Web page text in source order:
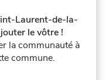
Laurent-de-la-
le vôtre !
la communauté à
commune.